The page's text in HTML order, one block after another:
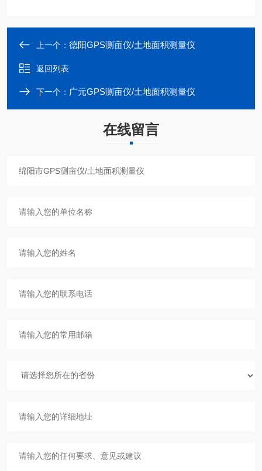
上一个： 德阳GPS测亩仪/土地面积测量仪
返回列表
下一个： 广元GPS测亩仪/土地面积测量仪
在线留言